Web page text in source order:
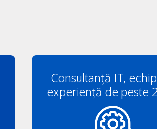
Consultanță IT,
experiență de peste